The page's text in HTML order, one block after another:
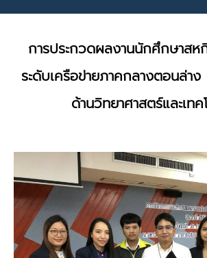
การประกวดผลงานนักศึกษาสห
ระดับเครือข่ายภาคกลางตอนล่า
ด้านวิทยาศาสตร์และเทค